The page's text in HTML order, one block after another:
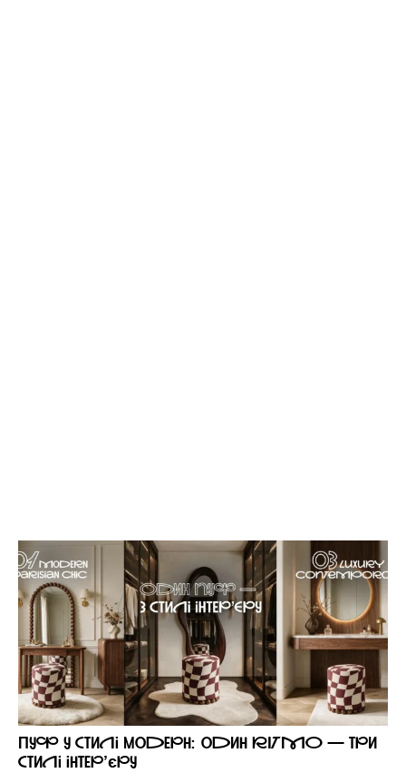
Пуф у стилі модерн: один RITMO — три
стилі інтер’єру